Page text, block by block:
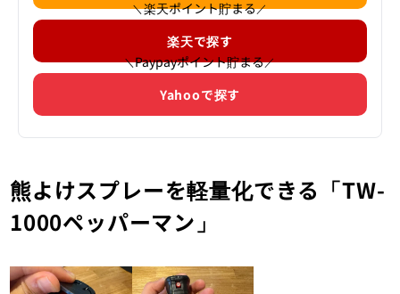
＼楽天ポイント貯まる／
楽天で探す
＼Paypayポイント貯まる／
Yahooで探す
熊よけスプレーを軽量化できる「TW-
1000ペッパーマン」